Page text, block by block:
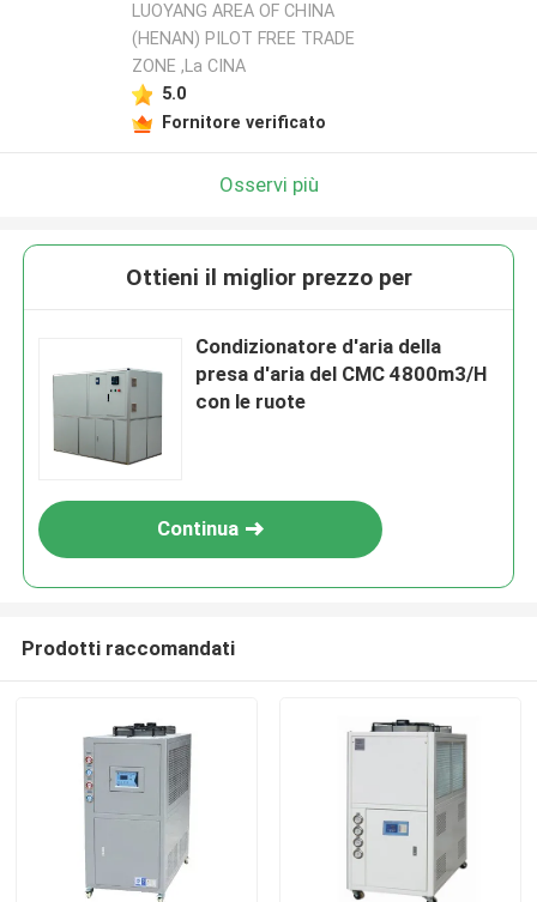
LUOYANG AREA OF CHINA
(HENAN) PILOT FREE TRADE
ZONE ,La CINA
5.0
Fornitore verificato
Osservi più
Ottieni il miglior prezzo per
Condizionatore d'aria della
presa d'aria del CMC 4800m3/H
con le ruote
Continua
Prodotti raccomandati